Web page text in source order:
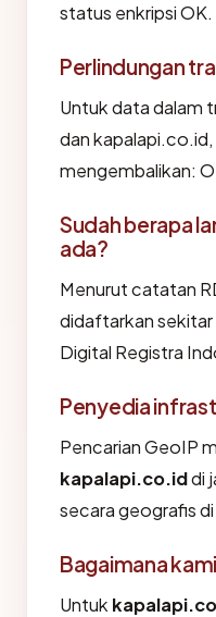
status enkripsi OK.
Perlindungan
Untuk data dalam
dan
mengembalikan:
Sudah berapa
ada?
Menurut catatan
didaftarkan sekitar
Digital Registra
Penyedia
Pencarian GeoIP
kapalapi.co.iddi
secara geografis
Bagaimana
Untuk